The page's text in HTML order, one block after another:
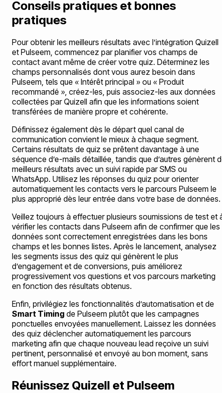
Conseils pratiques et bonnes
pratiques
Pour obtenir les meilleurs résultats avec l’intégration Quizell
et Pulseem, commencez par planifier vos champs de
contact avant même de créer votre quiz. Déterminez les
champs personnalisés dont vous aurez besoin dans
Pulseem, tels que « Intérêt principal » ou « Produit
recommandé », créez-les, puis associez-les aux données
collectées par Quizell afin que les informations soient
transférées de manière propre et cohérente.
Définissez également dès le départ quel canal de
communication convient le mieux à chaque segment.
Certains résultats de quiz se prêtent davantage à une
séquence d’e-mails détaillée, tandis que d’autres génèrent
meilleurs résultats avec un suivi rapide par SMS ou
WhatsApp. Utilisez les réponses du quiz pour orienter
automatiquement les contacts vers le parcours Pulseem le
plus approprié dès leur entrée dans votre base de données.
Veillez toujours à effectuer plusieurs soumissions de test et
vérifier les contacts dans Pulseem afin de confirmer que les
données sont correctement enregistrées dans les bons
champs et les bonnes listes. Après le lancement, analysez
les segments issus des quiz qui génèrent le plus
d’engagement et de conversions, puis améliorez
progressivement vos questions et vos parcours marketing
en fonction des résultats obtenus.
Enfin, privilégiez les fonctionnalités d’automatisation et de
Smart Timing de Pulseem plutôt que les campagnes
ponctuelles envoyées manuellement. Laissez les données
des quiz déclencher automatiquement les parcours
marketing afin que chaque nouveau lead reçoive un suivi
pertinent, personnalisé et envoyé au bon moment, sans
effort manuel supplémentaire.
Réunissez Quizell et Pulseem